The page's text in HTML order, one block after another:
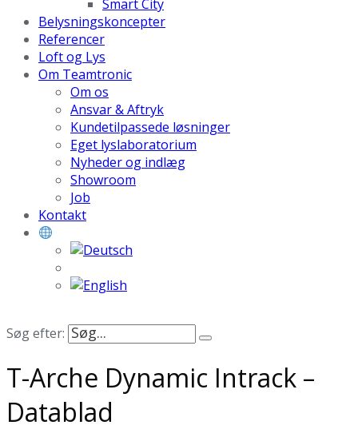
Smart City
Belysningskoncepter
Referencer
Loft og Lys
Om Teamtronic
Om os
Ansvar & Aftryk
Kundetilpassede løsninger
Eget lyslaboratorium
Nyheder og indlæg
Showroom
Job
Kontakt
Søg efter:
T-Arche Dynamic Intrack –
Datablad